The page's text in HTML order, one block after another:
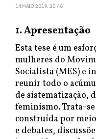
14 MAIO 2019, 20:46
1. Apresentação
Esta tese é um
mulheres do
Socialista (MES) e
reunir todo o
de sistematização,
feminismo. Trata-
construída por
e debates,